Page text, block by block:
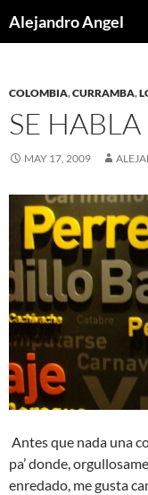
toAlejandro Angel
COLOMBIA,CURRAMBA,
SE
MAY 17, 2009
Antes que nada una
pa’ donde,
enredado, me gusta